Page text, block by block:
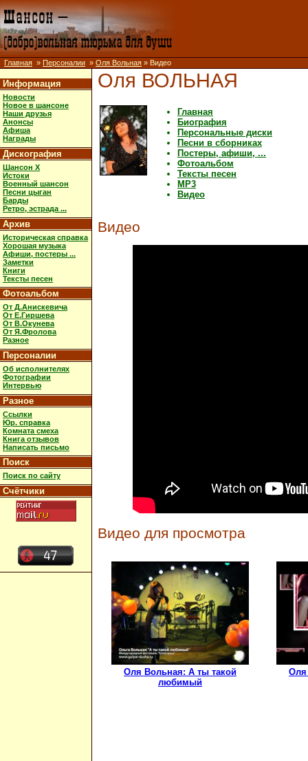
Главная » Персоналии » Оля Вольная » Видео
Информация
Новости
Новое в шансоне
Наши друзья
Анонсы
Афиша
Награды
Дискография
Шансон X
Истоки
Военный шансон
Песни цыган
Барды
Ретро, эстрада ...
Архив
Историческая справка
Хорошая музыка
Афиши, постеры ...
Заметки
Книги
Тексты песен
Фотоальбом
От Д.Анискевича
От Е.Гиршева
От В.Окунева
От Я.Фролова
Разное
Персоналии
Об исполнителях
Фотографии
Интервью
Разное
Ссылки
Юр. справка
Комната смеха
Книга отзывов
Написать письмо
Поиск
Поиск по сайту
Счётчики
Оля ВОЛЬНАЯ
Главная
Биография
Персональные диски
Песни в сборниках
Постеры, афиши, ...
Фотоальбом
Тексты песен
MP3
Видео
Видео
Видео для просмотра
Оля Вольная: А ты такой
любимый
Оля